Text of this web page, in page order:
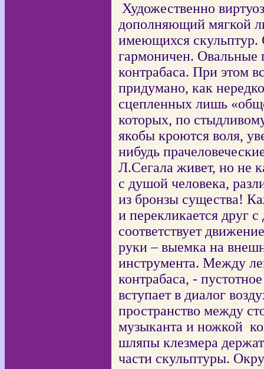
Художественно
дополняющий мягкой
имеющихся скульптур.
гармоничен. Овальные
контрабаса. При этом
придумано, как
сцепленных лишь
которых, по
якобы кроются воля,
нибудь
Л.Сегала живет, но не
с душой человека,
из бронзы существа!
и перекликается друг
соответствует
руки – выемка на
инструмента. Между
контрабаса, -
вступает в диалог
пространство между
музыканта и ножкой
шляпы клезмера
части скульптуры.